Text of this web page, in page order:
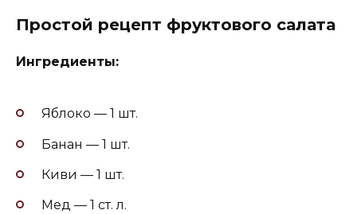
Простой рецепт фруктового салата
Ингредиенты:
Яблоко — 1 шт.
Банан — 1 шт.
Киви — 1 шт.
Мед — 1 ст. л.